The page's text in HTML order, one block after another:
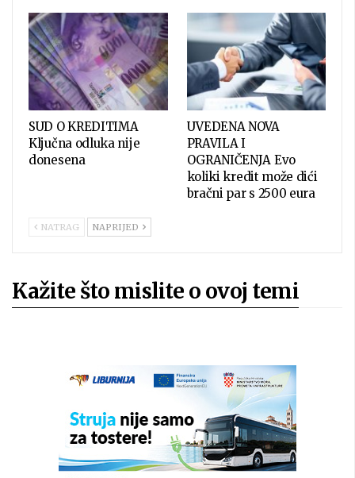
SUD O KREDITIMA
Ključna odluka nije
donesena
UVEDENA NOVA
PRAVILA I
OGRANIČENJA Evo
koliki kredit može dići
bračni par s 2500 eura
NATRAG NAPRIJED
Kažite što mislite o ovoj temi